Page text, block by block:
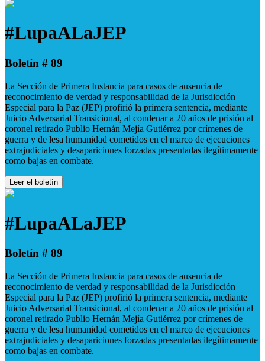
#LupaALaJEP
Boletín # 89
La Sección de Primera Instancia para casos de ausencia de
reconocimiento de verdad y responsabilidad de la Jurisdicción
Especial para la Paz (JEP) profirió la primera sentencia, mediante
Juicio Adversarial Transicional, al condenar a 20 años de prisión al
coronel retirado Publio Hernán Mejía Gutiérrez por crímenes de
guerra y de lesa humanidad cometidos en el marco de ejecuciones
extrajudiciales y desapariciones forzadas presentadas ilegítimamente
como bajas en combate.
Leer el boletín
#LupaALaJEP
Boletín # 89
La Sección de Primera Instancia para casos de ausencia de
reconocimiento de verdad y responsabilidad de la Jurisdicción
Especial para la Paz (JEP) profirió la primera sentencia, mediante
Juicio Adversarial Transicional, al condenar a 20 años de prisión al
coronel retirado Publio Hernán Mejía Gutiérrez por crímenes de
guerra y de lesa humanidad cometidos en el marco de ejecuciones
extrajudiciales y desapariciones forzadas presentadas ilegítimamente
como bajas en combate.